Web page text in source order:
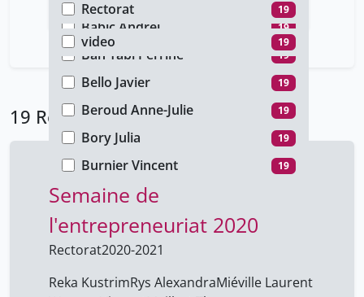
Babic Andrej 19
Bah Yabi Perrine 19
Bello Javier 19
Beroud Anne-Julie 19
Bory Julia 19
Burnier Vincent 19
Calvet Silvia Marquez
Chatila Abdallah
Coutherez Tim
Cœur Clarisse
Rectorat
19
Type de média
video
19
19 Résultats
Semaine de
l'entrepreneuriat 2020
Rectorat2020-2021
Reka KustrimRys AlexandraMiéville Laurent